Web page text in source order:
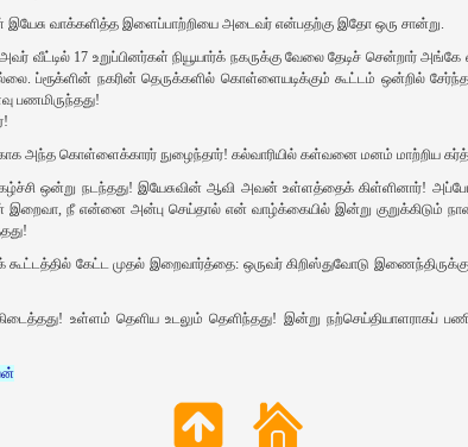
இயேசு வாக்களித்த இளைப்பாற்றியை அடைவர் என்பதற்கு இதோ ஒரு சான்று.
வீட்டில் 17 உறுப்பினர்கள் நியூயார்க் நகருக்கு வேலை தேடிச் சென்றார்
ப்ரூக்ளின் நகரின் தெருக்களில் கொள்ளையடிக்கும் கூட்டம் ஒன்றில்
பணமிருந்தது!
அந்த கொள்ளைக்காரர் நுழைந்தார்! கல்வாரியில் கள்வனை மனம் மாற்றிய
ஒன்று நடந்தது! இயேசுவின் ஆவி அவன் உள்ளத்தைக் கிள்ளினார்!
இறைவா, நீ என்னை அன்பு செய்தால் என் வாழ்க்கையில் இன்று குறுக்கிடும்
கேட்ட முதல் இறைவார்த்தை: ஒருவர் கிறிஸ்துவோடு
உள்ளம் தெளிய உடலும் தெளிந்தது! இன்று